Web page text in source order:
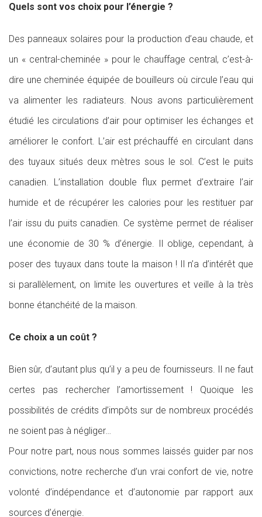
Quels sont vos choix pour l’énergie ?
Des panneaux solaires pour la production d’eau chaude, et
un « central-cheminée » pour le chauffage central, c’est-à-
dire une cheminée équipée de bouilleurs où circule l’eau qui
va alimenter les radiateurs. Nous avons particulièrement
étudié les circulations d’air pour optimiser les échanges et
améliorer le confort. L’air est préchauffé en circulant dans
des tuyaux situés deux mètres sous le sol. C’est le puits
canadien. L’installation double flux permet d’extraire l’air
humide et de récupérer les calories pour les restituer par
l’air issu du puits canadien. Ce système permet de réaliser
une économie de 30 % d’énergie. Il oblige, cependant, à
poser des tuyaux dans toute la maison ! Il n’a d’intérêt que
si parallèlement, on limite les ouvertures et veille à la très
bonne étanchéité de la maison.
Ce choix a un coût ?
Bien sûr, d’autant plus qu’il y a peu de fournisseurs. Il ne faut
certes pas rechercher l’amortissement ! Quoique les
possibilités de crédits d’impôts sur de nombreux procédés
ne soient pas à négliger…
Pour notre part, nous nous sommes laissés guider par nos
convictions, notre recherche d’un vrai confort de vie, notre
volonté d’indépendance et d’autonomie par rapport aux
sources d’énergie.